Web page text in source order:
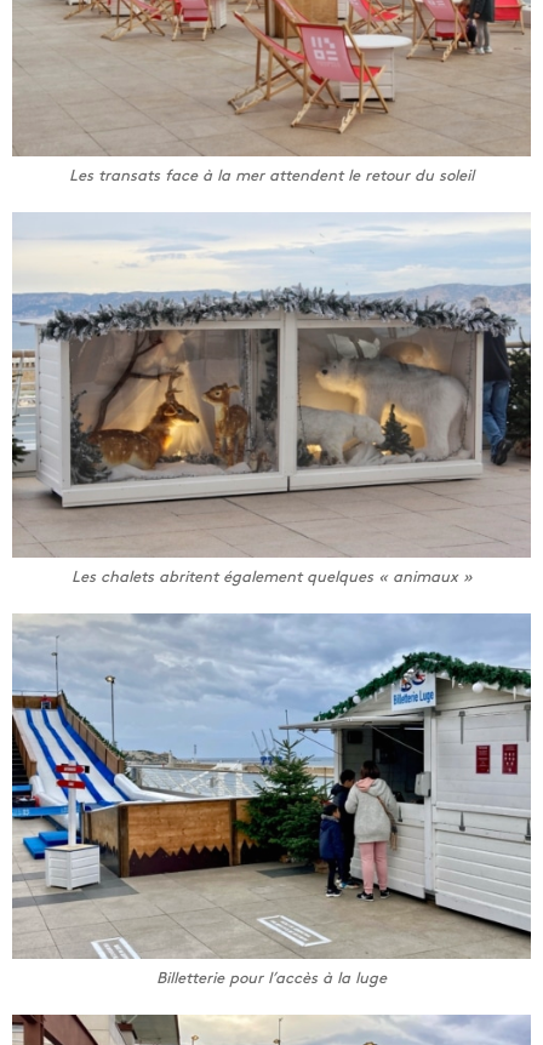
Les transats face à la mer attendent le retour du soleil
Les chalets abritent également quelques « animaux »
Billetterie pour l’accès à la luge